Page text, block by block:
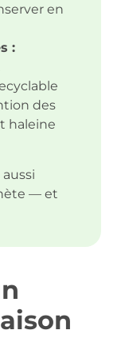
en
:
des
haleine
— et